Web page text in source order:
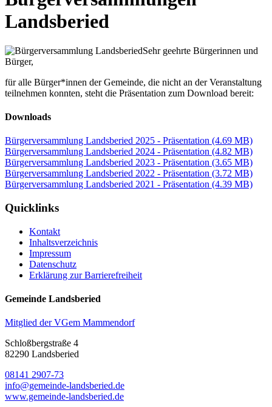
Landsberied
Sehr geehrte Bürgerinnen und
Bürger,
für alle Bürger*innen der Gemeinde, die nicht an der Veranstaltung
teilnehmen konnten, steht die Präsentation zum Download bereit:
Downloads
Bürgerversammlung Landsberied 2025 - Präsentation (4.69 MB)
Bürgerversammlung Landsberied 2024 - Präsentation (4.82 MB)
Bürgerversammlung Landsberied 2023 - Präsentation (3.65 MB)
Bürgerversammlung Landsberied 2022 - Präsentation (3.72 MB)
Bürgerversammlung Landsberied 2021 - Präsentation (4.39 MB)
Quicklinks
Kontakt
Inhaltsverzeichnis
Impressum
Datenschutz
Erklärung zur Barrierefreiheit
Gemeinde Landsberied
Mitglied der VGem Mammendorf
Schloßbergstraße 4
82290 Landsberied
08141 2907-73
info@gemeinde-landsberied.de
www.gemeinde-landsberied.de